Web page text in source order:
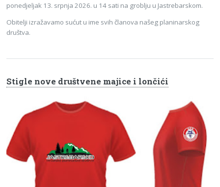
ponedjeljak 13. srpnja 2026. u 14 sati na groblju u Jastrebarskom.
Obitelji izražavamo sućut u ime svih članova našeg planinarskog
društva.
Stigle nove društvene majice i lončići